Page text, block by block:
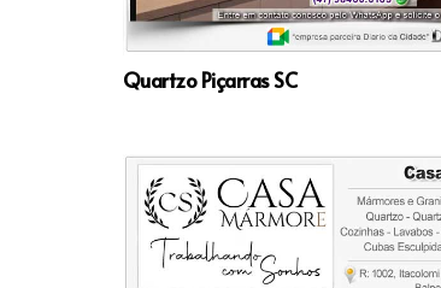
Quartzo Piçarras SC